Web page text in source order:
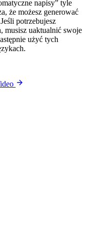
napisy” tyle
że możesz generować
potrzebujesz
musisz uaktualnić swoje
użyć tych